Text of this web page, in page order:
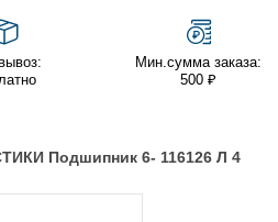
Мин.сумма заказа:
500 ₽
Подшипник 6- 116126 Л 4